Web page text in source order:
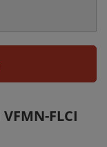
FLCI